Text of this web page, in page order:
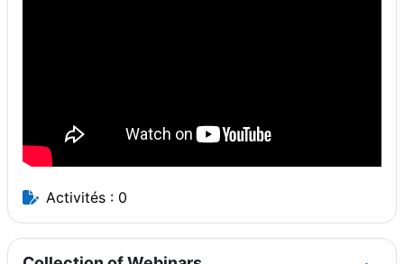
Activités : 0